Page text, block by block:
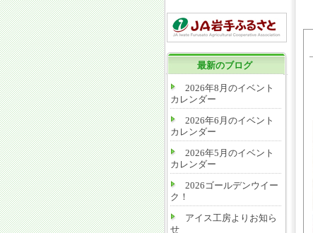
最新のブログ
2026年8月のイベント
カレンダー
2026年6月のイベント
カレンダー
2026年5月のイベント
カレンダー
2026ゴールデンウイー
ク！
アイス工房よりお知ら
せ